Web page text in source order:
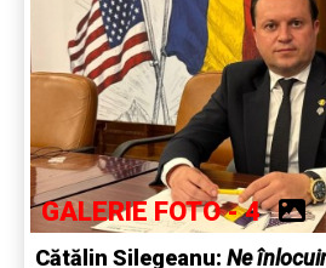
GALERIE FOTO - 4
Cătălin Silegeanu: Ne